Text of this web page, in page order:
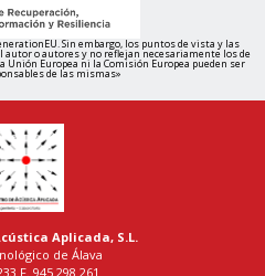
Sin embargo, los puntos de vista y las
o autores y no reflejan necesariamente los de
Unión Europea ni la Comisión Europea pueden ser
de las mismas»
Aplicada, S.L.
de Álava
F. 945 298 261